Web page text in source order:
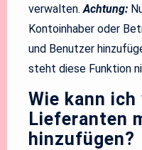
verwalten.Achtung:
Kontoinhaber oder
und Benutzer
steht diese Funktion
Wie kann
Lieferanten
hinzufügen?